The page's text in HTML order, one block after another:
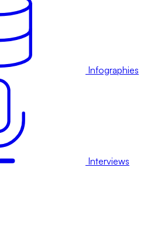
Infographies
Interviews